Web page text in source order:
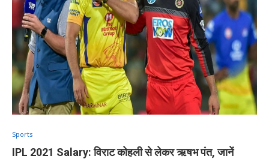
Sports
IPL 2021 Salary: विराट कोहली से लेकर ऋषभ पंत, जानें